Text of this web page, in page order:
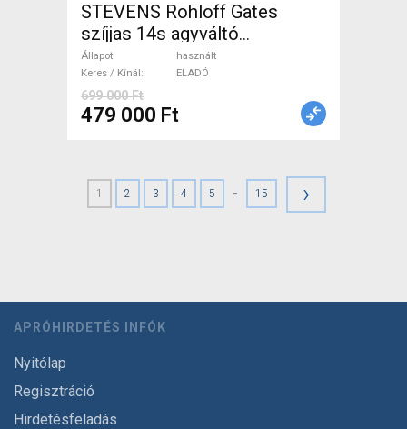
STEVENS Rohloff Gates
szíjjas 14s agyváltó
Trekking/cross használt
ELADÓ
Állapot
használt
Keres / Kínál
ELADÓ
699 000 Ft
479 000 Ft
1 2 3 4 5 - 15 ›
APRÓHIRDETÉS INFÓK
Nyitólap
Regisztráció
Hirdetésfeladás